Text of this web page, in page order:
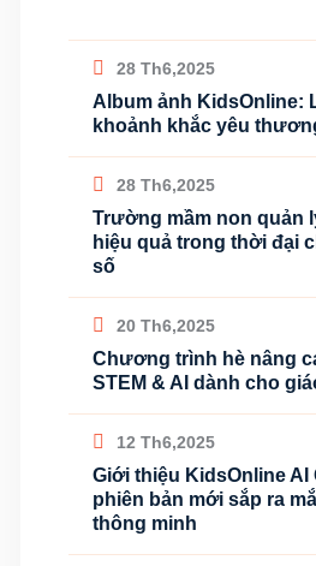
28 Th6,2025
Album ảnh KidsOnline:
khoảnh khắc yêu
28 Th6,2025
Trường mầm non quản
hiệu quả trong thời đại
số
20 Th6,2025
Chương trình hè nâng
STEM & AI dành cho
12 Th6,2025
Giới thiệu KidsOnline AI
phiên bản mới sắp ra
thông minh